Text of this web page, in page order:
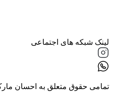
لینک شبکه های اجتماعی
تمامی حقوق متعلق به احسان